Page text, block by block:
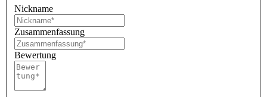
Nickname
Zusammenfassung
Bewertung